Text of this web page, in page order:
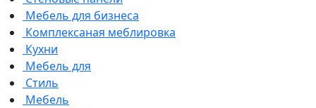
Мебель для бизнеса
Комплексаная меблировка
Кухни
Мебель для
Стиль
Мебель